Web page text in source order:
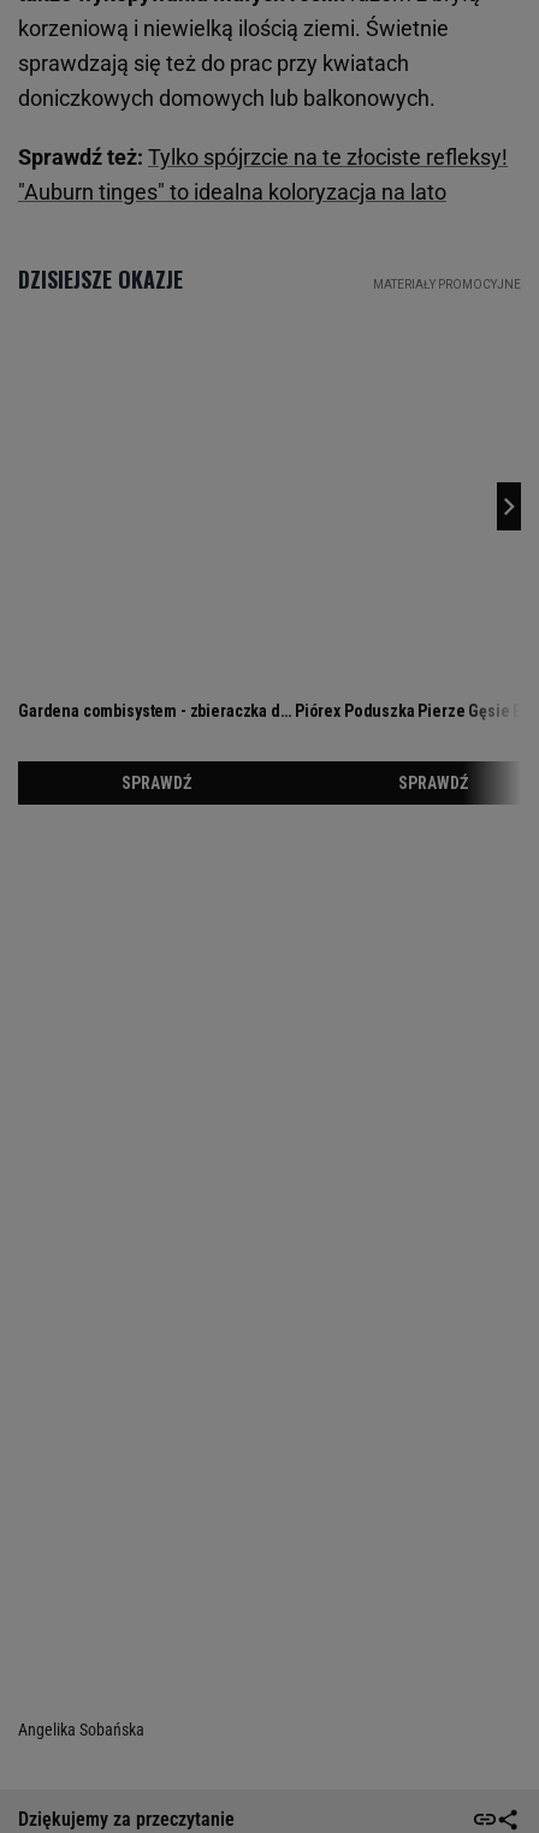
korzeniową i niewielką ilością ziemi. Świetnie
sprawdzają się też do prac przy kwiatach
doniczkowych domowych lub balkonowych.
Sprawdź też: Tylko spójrzcie na te złociste refleksy!
"Auburn tinges" to idealna koloryzacja na lato
Angelika Sobańska
Dziękujemy za przeczytanie